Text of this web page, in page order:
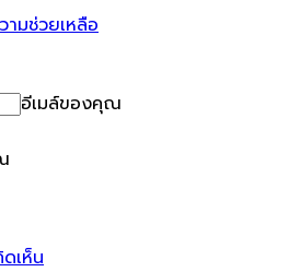
ามช่วยเหลือ
อีเมล์ของคุณ
เห็น